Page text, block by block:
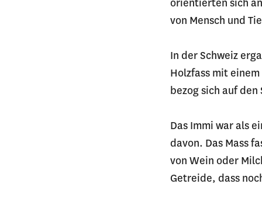
orientierten sich
von Mensch und
In der Schweiz
Holzfass mit
bezog sich auf
Das Immi war als
davon. Das Mass
von Wein oder
Getreide, dass